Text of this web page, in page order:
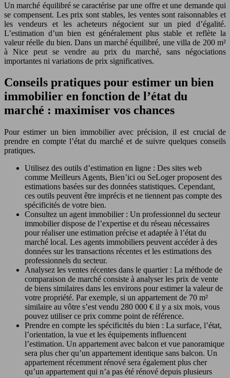
Un marché équilibré se caractérise par une offre et une demande qui
se compensent. Les prix sont stables, les ventes sont raisonnables et
les vendeurs et les acheteurs négocient sur un pied d’égalité.
L’estimation d’un bien est généralement plus stable et reflète la
valeur réelle du bien. Dans un marché équilibré, une villa de 200 m²
à Nice peut se vendre au prix du marché, sans négociations
importantes ni variations de prix significatives.
Conseils pratiques pour estimer un bien
immobilier en fonction de l’état du
marché : maximiser vos chances
Pour estimer un bien immobilier avec précision, il est crucial de
prendre en compte l’état du marché et de suivre quelques conseils
pratiques.
Utilisez des outils d’estimation en ligne : Des sites web
comme Meilleurs Agents, Bien’ici ou SeLoger proposent des
estimations basées sur des données statistiques. Cependant,
ces outils peuvent être imprécis et ne tiennent pas compte des
spécificités de votre bien.
Consultez un agent immobilier : Un professionnel du secteur
immobilier dispose de l’expertise et du réseau nécessaires
pour réaliser une estimation précise et adaptée à l’état du
marché local. Les agents immobiliers peuvent accéder à des
données sur les transactions récentes et les estimations des
professionnels du secteur.
Analysez les ventes récentes dans le quartier : La méthode de
comparaison de marché consiste à analyser les prix de vente
de biens similaires dans les environs pour estimer la valeur de
votre propriété. Par exemple, si un appartement de 70 m²
similaire au vôtre s’est vendu 280 000 € il y a six mois, vous
pouvez utiliser ce prix comme point de référence.
Prendre en compte les spécificités du bien : La surface, l’état,
l’orientation, la vue et les équipements influencent
l’estimation. Un appartement avec balcon et vue panoramique
sera plus cher qu’un appartement identique sans balcon. Un
appartement récemment rénové sera également plus cher
qu’un appartement qui n’a pas été rénové depuis plusieurs